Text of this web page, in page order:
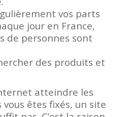
vos parts
jour en France,
de personnes sont
des produits et
atteindre les
êtes fixés, un site